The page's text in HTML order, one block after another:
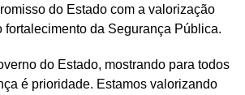
do Estado com a valorização
fortalecimento da Segurança Pública.
do Estado, mostrando para todos
é prioridade. Estamos valorizando